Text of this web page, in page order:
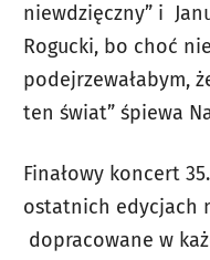
niewdzięczny” i
Rogucki, bo choć
podejrzewałabym,
ten świat” śpiewa
Finałowy koncert
ostatnich edycjach
dopracowane w